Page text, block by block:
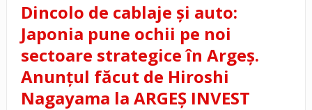
Dincolo de cablaje și auto:
Japonia pune ochii pe noi
sectoare strategice în Argeș.
Anunțul făcut de Hiroshi
Nagayama la ARGEȘ INVEST